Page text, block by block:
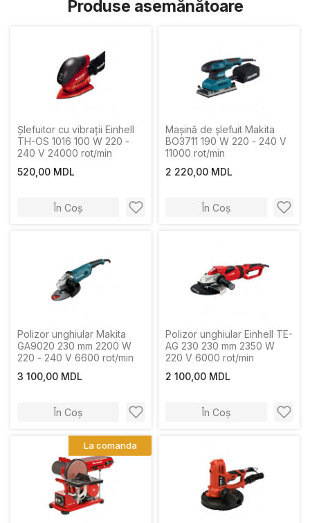
Produse asemănătoare
Șlefuitor cu vibrații Einhell
TH-OS 1016 100 W 220 -
240 V 24000 rot/min
520,00 MDL
În Coș
Mașină de şlefuit Makita
BO3711 190 W 220 - 240 V
11000 rot/min
2 220,00 MDL
În Coș
Polizor unghiular Makita
GA9020 230 mm 2200 W
220 - 240 V 6600 rot/min
3 100,00 MDL
În Coș
Polizor unghiular Einhell TE-
AG 230 230 mm 2350 W
220 V 6000 rot/min
2 100,00 MDL
În Coș
La comanda